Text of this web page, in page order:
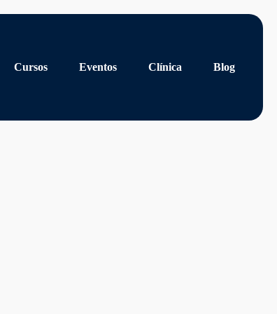
Cursos Eventos Clínica Blog